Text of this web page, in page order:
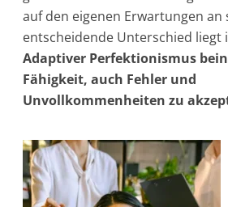
auf den eigenen Erwartungen an
entscheidende Unterschied liegt
Adaptiver Perfektionismus
Fähigkeit, auch Fehler und
Unvollkommenheiten zu